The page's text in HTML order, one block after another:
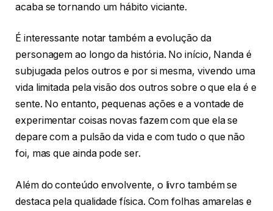
acaba se tornando um hábito viciante.
É interessante notar também a evolução da
personagem ao longo da história. No início, Nanda é
subjugada pelos outros e por si mesma, vivendo uma
vida limitada pela visão dos outros sobre o que ela é e
sente. No entanto, pequenas ações e a vontade de
experimentar coisas novas fazem com que ela se
depare com a pulsão da vida e com tudo o que não
foi, mas que ainda pode ser.
Além do conteúdo envolvente, o livro também se
destaca pela qualidade física. Com folhas amarelas e